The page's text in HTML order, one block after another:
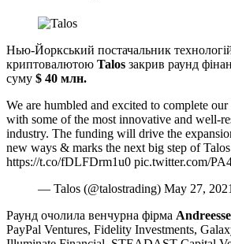
Нью-Йоркський постачальник технологій
криптовалютою Talos закрив раунд
суму $ 40 млн.
We are humbled and excited to complete
with some of the most innovative and well-
industry. The funding will drive the
new ways & marks the next big step of
https://t.co/fDLFDrm1u0 pic.twitter.com/
— Talos (@talostrading) May 27, 2021
Раунд очолила венчурна фірма
PayPal Ventures, Fidelity Investments,